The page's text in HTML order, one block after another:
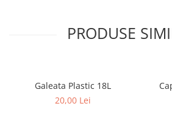
PRODUSE
Galeata Plastic 18L
20,00 Lei